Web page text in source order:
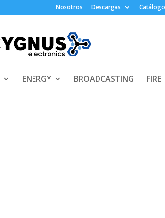
Nosotros Descargas Catálogo
ENERGY BROADCASTING FIRE